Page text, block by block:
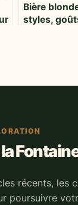
Bière
styles,
récents, les
poursuivre